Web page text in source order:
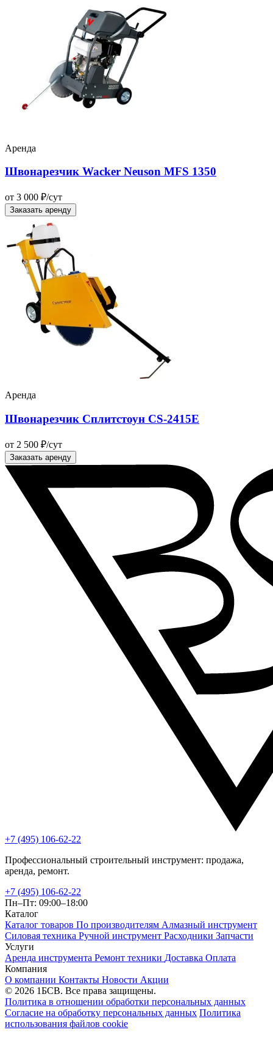
Аренда
Швонарезчик Wacker Neuson MFS 1350
от 3 000 ₽/сут
Заказать аренду
Аренда
Швонарезчик Сплитстоун CS-2415E
от 2 500 ₽/сут
Заказать аренду
+7 (495) 106-62-22
Профессиональный строительный инструмент: продажа,
аренда, ремонт.
+7 (495) 106-62-22
Пн–Пт: 09:00–18:00
Каталог
Каталог товаров По производителям Алмазный инструмент
Силовая техника Ручной инструмент Расходники Запчасти
Услуги
Аренда инструмента Ремонт техники Доставка Оплата
Компания
О компании Контакты Новости Акции
© 2026 1БСВ. Все права защищены.
Политика в отношении обработки персональных данных
Согласие на обработку персональных данных Политика
использования файлов cookie